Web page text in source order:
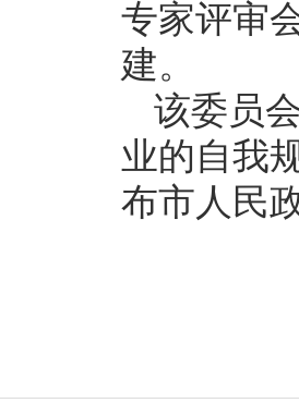
专家评审
建。
该委员
业的自我
布市人民